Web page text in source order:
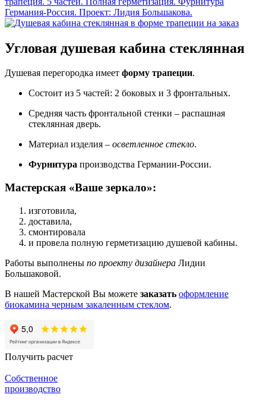
Угловая душевая кабина стеклянная
Душевая перегородка имеет форму трапеции.
Состоит из 5 частей: 2 боковых и 3 фронтальных.
Средняя часть фронтальной стенки – распашная
стеклянная дверь.
Материал изделия – осветленное стекло.
Фурнитура производства Германии-России.
Мастерская «Ваше зеркало»:
изготовила,
доставила,
смонтировала
и провела полную герметизацию душевой кабины.
Работы выполнены по проекту дизайнера Лидии
Большаковой.
В нашей Мастерской Вы можете заказать оформление
биокамина черным закаленным стеклом.
Получить расчет
Собственное
производство